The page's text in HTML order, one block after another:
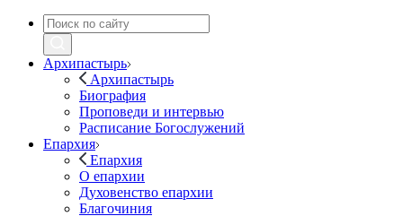
Архипастырь
Архипастырь
Биография
Проповеди и интервью
Расписание Богослужений
Епархия
Епархия
О епархии
Духовенство епархии
Благочиния